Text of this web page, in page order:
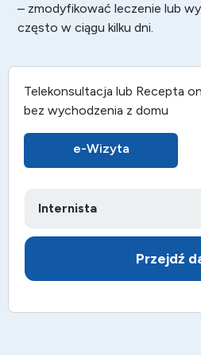
– zmodyfikować leczenie lub
często w ciągu kilku dni.
Telekonsultacja lub Recepta
bez wychodzenia z domu
e-Wizyta
Przejdź